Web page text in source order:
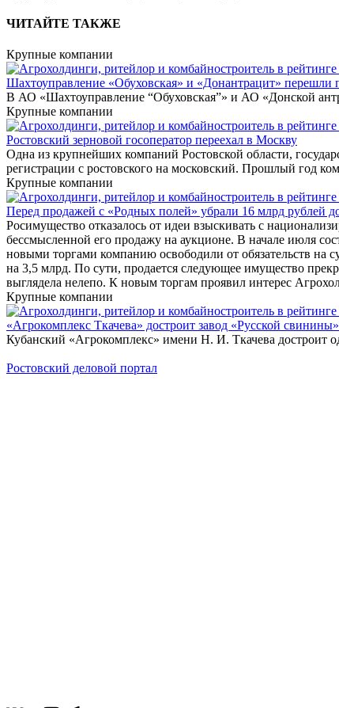
ЧИТАЙТЕ ТАКЖЕ
Крупные компании
Шахтоуправление «Обуховская» и «Донантрацит» перешли
В АО «Шахтоуправление “Обуховская”» и АО «Донской
Крупные компании
Ростовский зерновой госоператор переехал в Москву
Одна из крупнейших компаний Ростовской области,
регистрации с ростовского на московский. Прошлый год
Крупные компании
Перед продажей с «Родных полей» убрали 16 млрд рублей
Росимущество отказалось от идеи взыскивать с
бессмысленной его продажу на аукционе. В начале июля
новыми торгами компанию освободили от обязательств
на 3,5 млрд. По сути, продается следующее имущество
выглядела нелепо. К новым торгам проявил интерес
Крупные компании
«Агрокомплекс Ткачева» достроит завод «Русской
Кубанский «Агрокомплекс» имени Н. И. Ткачева достроит
Ростовский деловой портал